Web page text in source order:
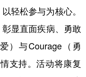
轻松参与为核心。
显直面疾病、勇敢
）与Courage（勇
支持。活动将康复